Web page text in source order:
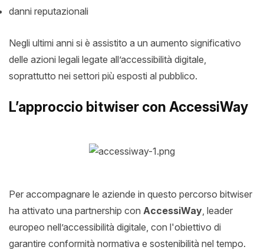
danni reputazionali
Negli ultimi anni si è assistito a un aumento significativo
delle azioni legali legate all’accessibilità digitale,
soprattutto nei settori più esposti al pubblico.
L’approccio bitwiser con AccessiWay
Per accompagnare le aziende in questo percorso bitwiser
ha attivato una partnership con AccessiWay , leader
europeo nell’accessibilità digitale, con l'obiettivo di
garantire conformità normativa e sostenibilità nel tempo.